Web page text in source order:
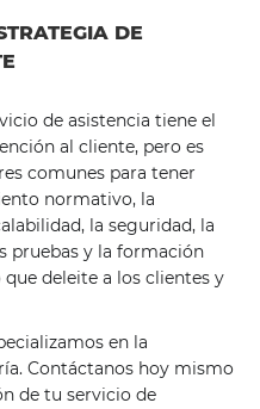
DE
de asistencia tiene el
al cliente, pero es
comunes para tener
normativo, la
la seguridad, la
pruebas y la formación
deleite a los clientes y
en la
Contáctanos hoy mismo
de tu servicio de